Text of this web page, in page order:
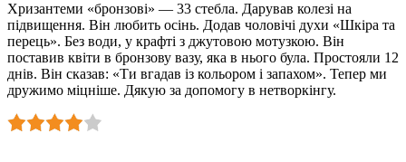
Хризантеми «бронзові» — 33 стебла. Дарував колезі на
підвищення. Він любить осінь. Додав чоловічі духи «Шкіра та
перець». Без води, у крафті з джутовою мотузкою. Він
поставив квіти в бронзову вазу, яка в нього була. Простояли 12
днів. Він сказав: «Ти вгадав із кольором і запахом». Тепер ми
дружимо міцніше. Дякую за допомогу в нетворкінгу.